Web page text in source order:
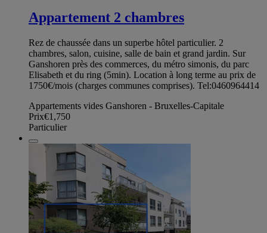
Appartement 2 chambres
Rez de chaussée dans un superbe hôtel particulier. 2
chambres, salon, cuisine, salle de bain et grand jardin. Sur
Ganshoren près des commerces, du métro simonis, du parc
Elisabeth et du ring (5min). Location à long terme au prix de
1750€/mois (charges communes comprises). Tel:0460964414
Appartements vides Ganshoren - Bruxelles-Capitale
Prix€1,750
Particulier